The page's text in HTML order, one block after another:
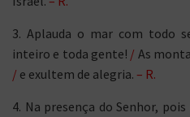
3. Aplauda o mar com todo
inteiro e toda gente! / As
/ e exultem de alegria. – R.
4. Na presença do Senhor, pois